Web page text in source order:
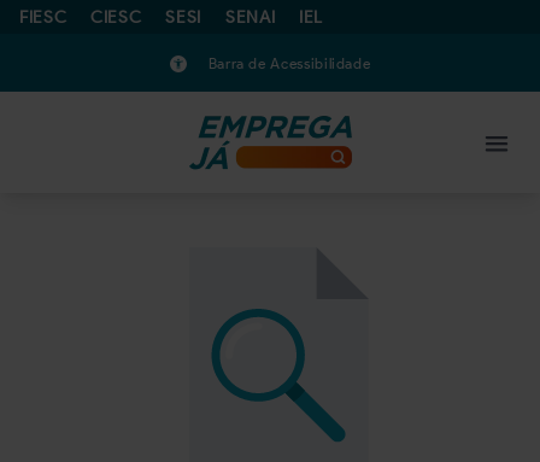
FIESC CIESC SESI SENAI IEL
Barra de Acessibilidade